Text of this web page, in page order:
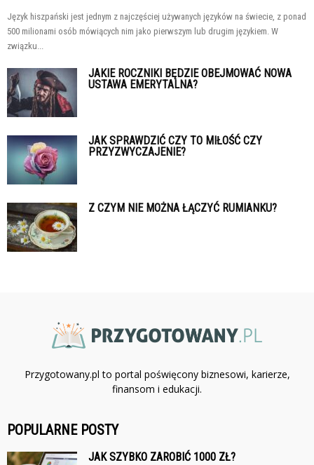
Język hiszpański jest jednym z najczęściej używanych języków na świecie, z ponad
500 milionami osób mówiących nim jako pierwszym lub drugim językiem. W
związku...
JAKIE ROCZNIKI BĘDZIE OBEJMOWAĆ NOWA
USTAWA EMERYTALNA?
JAK SPRAWDZIĆ CZY TO MIŁOŚĆ CZY
PRZYZWYCZAJENIE?
Z CZYM NIE MOŻNA ŁĄCZYĆ RUMIANKU?
Przygotowany.pl to portal poświęcony biznesowi, karierze,
finansom i edukacji.
POPULARNE POSTY
JAK SZYBKO ZAROBIĆ 1000 ZŁ?